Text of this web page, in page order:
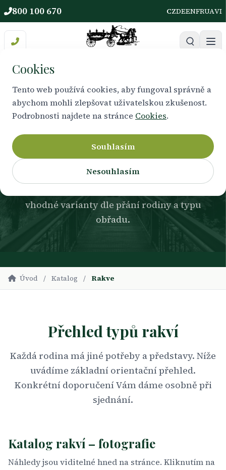
800 100 670 CZDEENFRUAVI
KATALOG
Rakve
Nabízíme více typů rakví pro rozloučení s
vhodné varianty dle přání rodiny a typu
obřadu.
Úvod / Katalog / Rakve
Přehled typů rakví
Každá rodina má jiné potřeby a představy. Níže
uvádíme základní orientační přehled.
Konkrétní doporučení Vám dáme osobně při
sjednání.
Katalog rakví – fotografie
Náhledy jsou viditelné hned na stránce. Kliknutím na
Cookies
Tento web používá cookies, aby fungoval správně a
abychom mohli zlepšovat uživatelskou zkušenost.
Podrobnosti najdete na stránce Cookies.
Souhlasím
Nesouhlasím